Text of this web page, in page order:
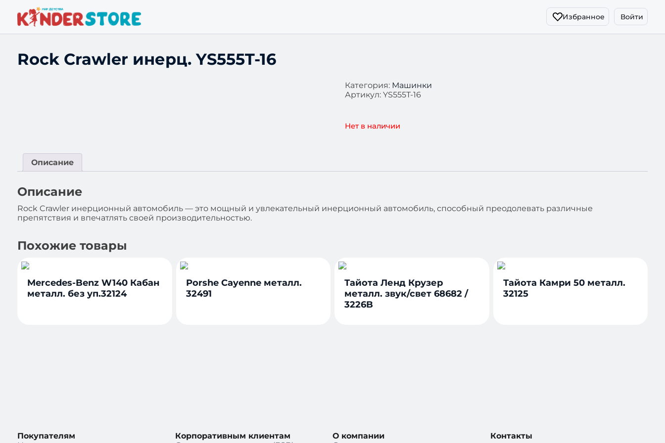
Избранное Войти
Rock Crawler инерц. YS555T-16
Категория: Машинки
Артикул:YS555T-16
Нет в наличии
Описание
Описание
Rock Crawler инерционный автомобиль — это мощный и увлекательный инерционный автомобиль, способный преодолевать различные
препятствия и впечатлять своей производительностью.
Похожие товары
Mercedes-Benz W140 Кабан
металл. без уп.32124
Porshe Cayenne металл.
32491
Тайота Ленд Крузер
металл. звук/свет 68682 /
3226B
Тайота Камри 50 металл.
32125
Покупателям
Корпоративным клиентам
О компании
Контакты